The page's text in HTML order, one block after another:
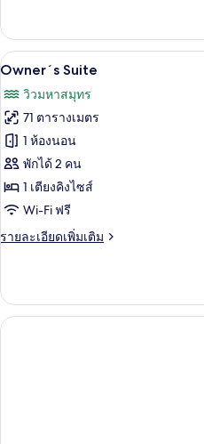
เกี่ยว
กับ
Grand
Suite
เปิด
ภาพถ่าย
ทั้งหมด
ของ
Owner
´s
Suite
15
Owner´s Suite
วิวมหาสมุทร
71 ตารางเมตร
1 ห้องนอน
พักได้ 2 คน
1 เตียงคิงไซส์
Wi-Fi ฟรี
รายละเอียดเพิ่มเติม
ราย
เกี่ยว
กับ
Owner